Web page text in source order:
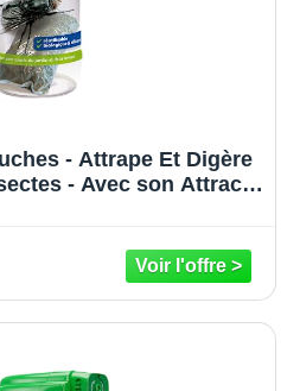
- Attrape Et Digère
- Avec son Attractif